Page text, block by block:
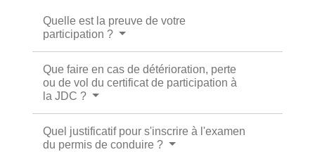
Quelle est la preuve de votre
participation ?
Que faire en cas de détérioration, perte
ou de vol du certificat de participation à
la JDC ?
Quel justificatif pour s'inscrire à l'examen
du permis de conduire ?